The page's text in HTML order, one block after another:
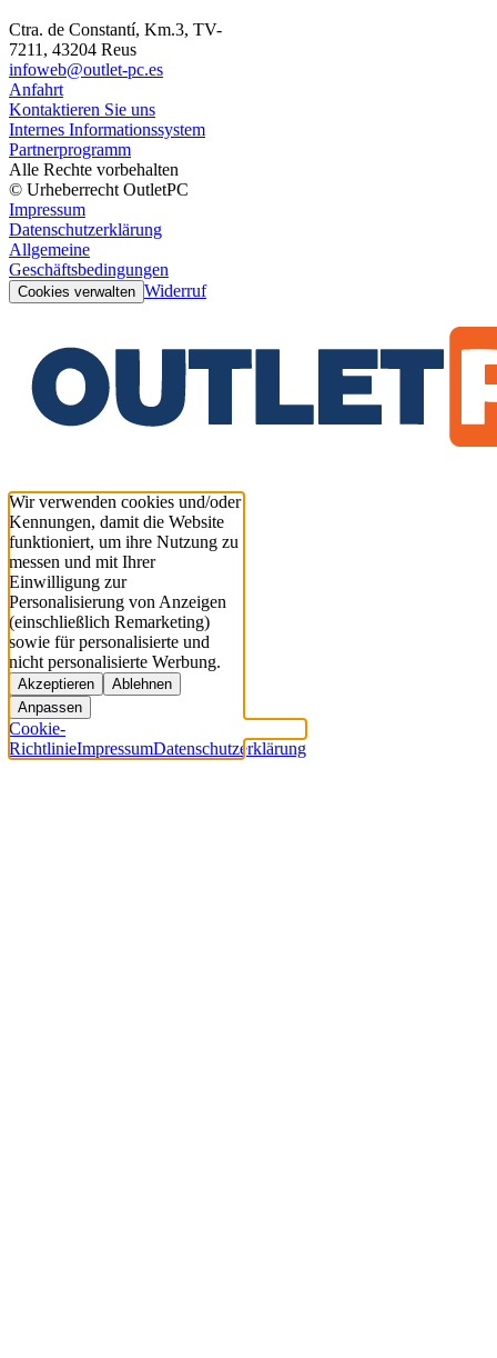
Ctra. de Constantí, Km.3, TV-
7211, 43204 Reus
infoweb@outlet-pc.es
Anfahrt
Kontaktieren Sie uns
Internes Informationssystem
Partnerprogramm
Alle Rechte vorbehalten
© Urheberrecht OutletPC
Impressum
Datenschutzerklärung
Allgemeine
Geschäftsbedingungen
Cookies verwalten Widerruf
Wir verwenden cookies und/oder
Kennungen, damit die Website
funktioniert, um ihre Nutzung zu
messen und mit Ihrer
Einwilligung zur
Personalisierung von Anzeigen
(einschließlich Remarketing)
sowie für personalisierte und
nicht personalisierte Werbung.
Akzeptieren
Ablehnen
Anpassen
Cookie-
RichtlinieImpressumDatenschutzerklärung